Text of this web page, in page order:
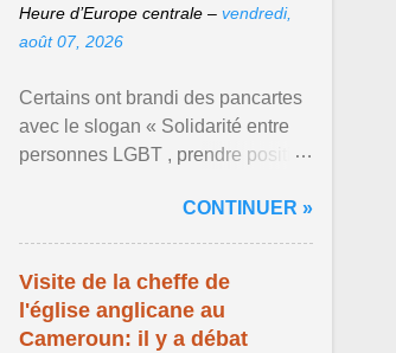
Heure d’Europe centrale – vendredi,
août 07, 2026
Certains ont brandi des pancartes
avec le slogan « Solidarité entre
personnes LGBT , prendre position
organisateurs ... Afficher l'article ...
CONTINUER »
Visite de la cheffe de
l'église anglicane au
Cameroun: il y a débat